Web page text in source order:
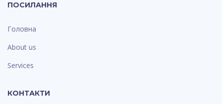
ПОСИЛАННЯ
Головна
About us
Services
КОНТАКТИ